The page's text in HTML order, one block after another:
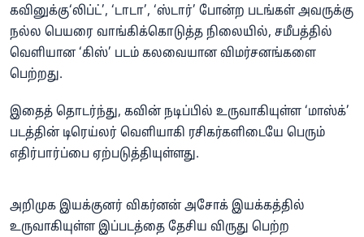
கவினுக்கு‘லிப்ட்’, ‘டாடா’, ‘ஸ்டார்’ போன்ற படங்கள் அவருக்கு
நல்ல பெயரை வாங்கிக்கொடுத்த நிலையில், சமீபத்தில்
வெளியான ‘கிஸ்’ படம் கலவையான விமர்சனங்களை
பெற்றது.
இதைத் தொடர்ந்து, கவின் நடிப்பில் உருவாகியுள்ள ‘மாஸ்க்’
படத்தின் டிரெய்லர் வெளியாகி ரசிகர்களிடையே பெரும்
எதிர்பார்ப்பை ஏற்படுத்தியுள்ளது.
அறிமுக இயக்குனர் விகர்னன் அசோக் இயக்கத்தில்
உருவாகியுள்ள இப்படத்தை தேசிய விருது பெற்ற